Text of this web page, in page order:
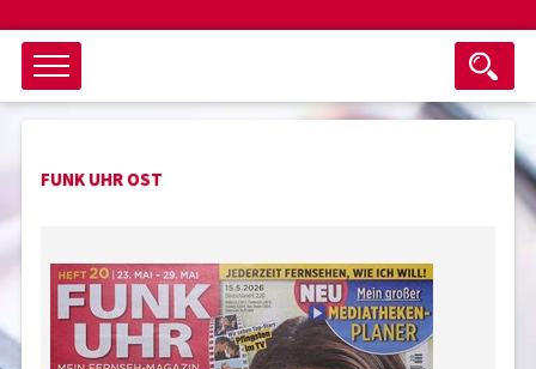
Objektsuche
als ganzes Wort suchen
keine eingestellten Titel
nur Titel im Angebot Suche zurücksetzen
Suchen
FUNK UHR OST